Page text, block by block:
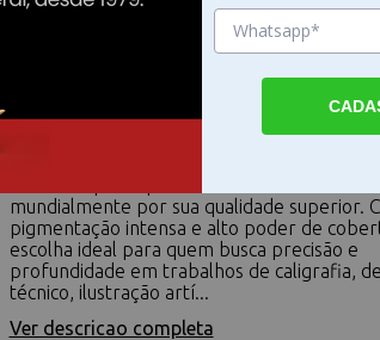
Tinta Nanquim Nan-King 250 ml Lefranc
mundialmente por sua qualidade superior.
pigmentação intensa e alto poder de
escolha ideal para quem busca precisão e
profundidade em trabalhos de caligrafia,
técnico, ilustração artí...
Ver descricao completa